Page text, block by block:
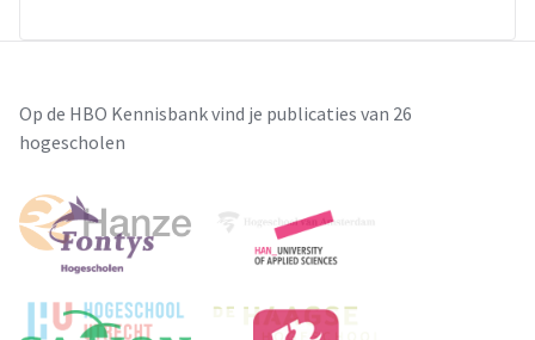
Op de HBO Kennisbank vind je publicaties van 26
hogescholen